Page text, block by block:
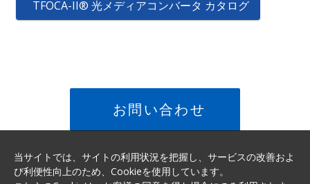
TFOCA-II® 光メディアコンバータ カタログ
お問い合わせ
当サイトでは、サイトの利用状況を把握し、サービスの改善およ
び利便性向上のため、Cookieを使用しています。